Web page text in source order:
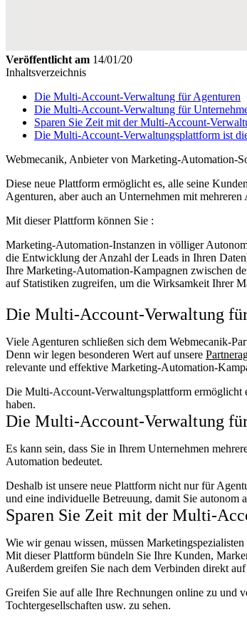
Veröffentlicht am 14/01/20
Inhaltsverzeichnis
Die Multi-Account-Verwaltung für Agenturen
Die Multi-Account-Verwaltung für
Sparen Sie Zeit mit der Multi-Account-
Die Multi-Account-Verwaltungsplattform ist
Webmecanik, Anbieter von Marketing-Automation-
Diese neue Plattform ermöglicht es, alle seine
Agenturen, aber auch an Unternehmen mit mehreren
Mit dieser Plattform können Sie :
Marketing-Automation-Instanzen in völliger
die Entwicklung der Anzahl der Leads in Ihren
Ihre Marketing-Automation-Kampagnen zwischen
auf Statistiken zugreifen, um die Wirksamkeit Ihrer
Die Multi-Account-Verwaltung
Viele Agenturen schließen sich dem Webmecanik-
Denn wir legen besonderen Wert auf unsere
relevante und effektive Marketing-Automation-
Die Multi-Account-Verwaltungsplattform ermöglicht
haben.
Die Multi-Account-Verwaltung
Es kann sein, dass Sie in Ihrem Unternehmen
Automation bedeutet.
Deshalb ist unsere neue Plattform nicht nur für
und eine individuelle Betreuung, damit Sie autonom
Sparen Sie Zeit mit der Multi-
Wie wir genau wissen, müssen
Mit dieser Plattform bündeln Sie Ihre Kunden,
Außerdem greifen Sie nach dem Verbinden direkt
Greifen Sie auf alle Ihre Rechnungen online zu und
Tochtergesellschaften usw. zu sehen.